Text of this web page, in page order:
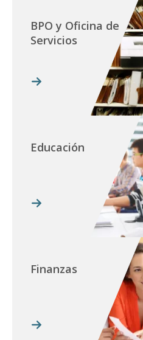
BPO y Oficina de
Servicios
Educación
Finanzas